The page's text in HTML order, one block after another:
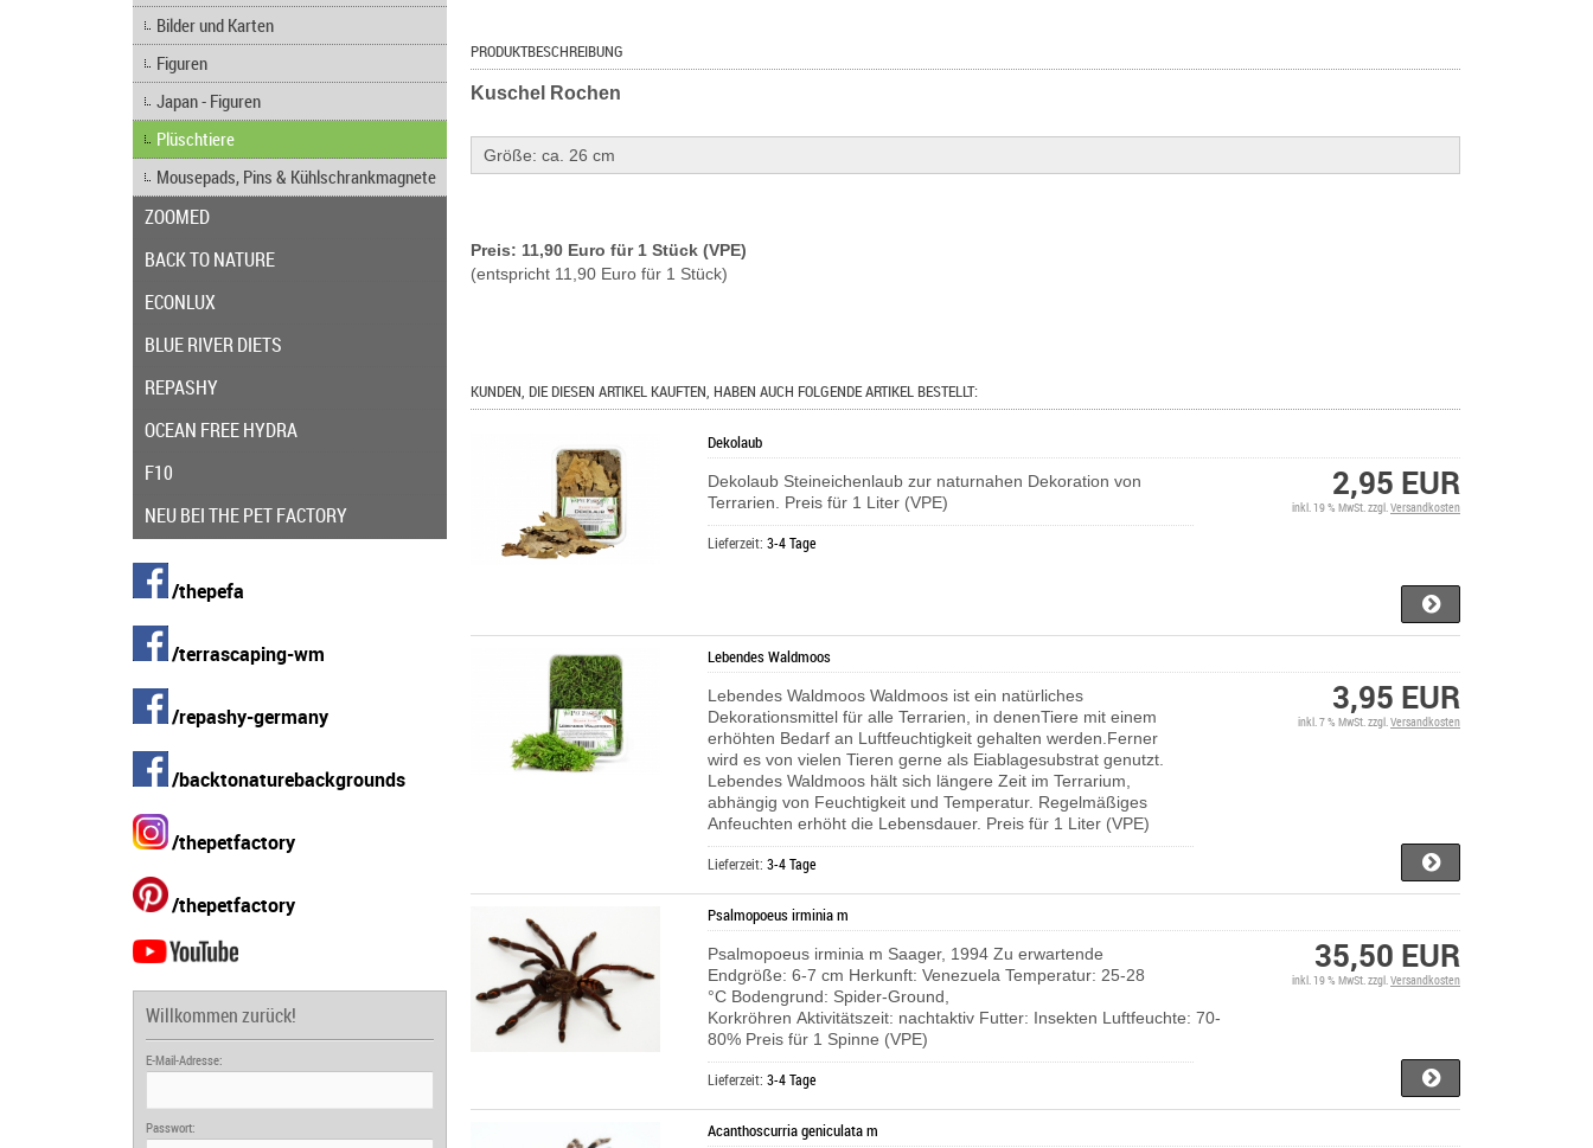
PRODUKTBESCHREIBUNG
Kuschel Rochen
Größe: ca. 26 cm
Preis: 11,90 Euro für 1 Stück (VPE)
(entspricht 11,90 Euro für 1 Stück)
KUNDEN, DIE DIESEN ARTIKEL KAUFTEN, HABEN AUCH FOLGENDE ARTIKEL BESTELLT:
Dekolaub
Dekolaub Steineichenlaub zur naturnahen Dekoration von
Terrarien. Preis für 1 Liter (VPE)
Lieferzeit:3-4 Tage
2,95 EUR
inkl. 19 % MwSt. zzgl.Versandkosten
Lebendes Waldmoos
Lebendes Waldmoos Waldmoos ist ein natürliches
Dekorationsmittel für alle Terrarien, in denenTiere mit einem
erhöhten Bedarf an Luftfeuchtigkeit gehalten werden.Ferner
wird es von vielen Tieren gerne als Eiablagesubstrat genutzt.
Lebendes Waldmoos hält sich längere Zeit im Terrarium,
abhängig von Feuchtigkeit und Temperatur. Regelmäßiges
Anfeuchten erhöht die Lebensdauer. Preis für 1 Liter (VPE)
Lieferzeit:3-4 Tage
3,95 EUR
inkl. 7 % MwSt. zzgl.Versandkosten
Psalmopoeus irminia m
Psalmopoeus irminia m Saager, 1994 Zu erwartende
Endgröße: 6-7 cm Herkunft: Venezuela Temperatur: 25-28
°C Bodengrund: Spider-Ground,
Korkröhren Aktivitätszeit: nachtaktiv Futter: Insekten Luftfeuchte: 70-
80% Preis für 1 Spinne (VPE)
Lieferzeit:3-4 Tage
35,50 EUR
inkl. 19 % MwSt. zzgl.Versandkosten
Acanthoscurria geniculata m
Bilder und Karten
Figuren
Japan - Figuren
Plüschtiere
Mousepads, Pins & Kühlschrankmagnete
ZOOMED
BACK TO NATURE
ECONLUX
BLUE RIVER DIETS
REPASHY
OCEAN FREE HYDRA
F10
NEU BEI THE PET FACTORY
/thepefa
/terrascaping-wm
/repashy-germany
/backtonaturebackgrounds
/thepetfactory
/thepetfactory
Willkommen zurück!
E-Mail-Adresse:
Passwort: